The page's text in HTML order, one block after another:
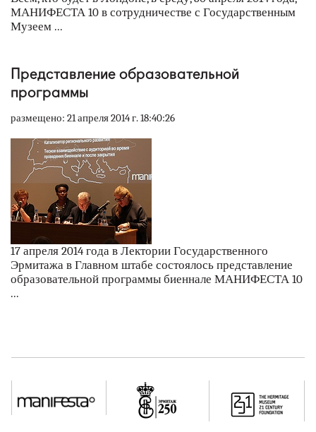
МАНИФЕСТА 10 в сотрудничестве с Государственным
Музеем ...
Представление образовательной
программы
размещено: 21 апреля 2014 г. 18:40:26
17 апреля 2014 года в Лектории Государственного
Эрмитажа в Главном штабе состоялось представление
образовательной программы биеннале МАНИФЕСТА 10
...